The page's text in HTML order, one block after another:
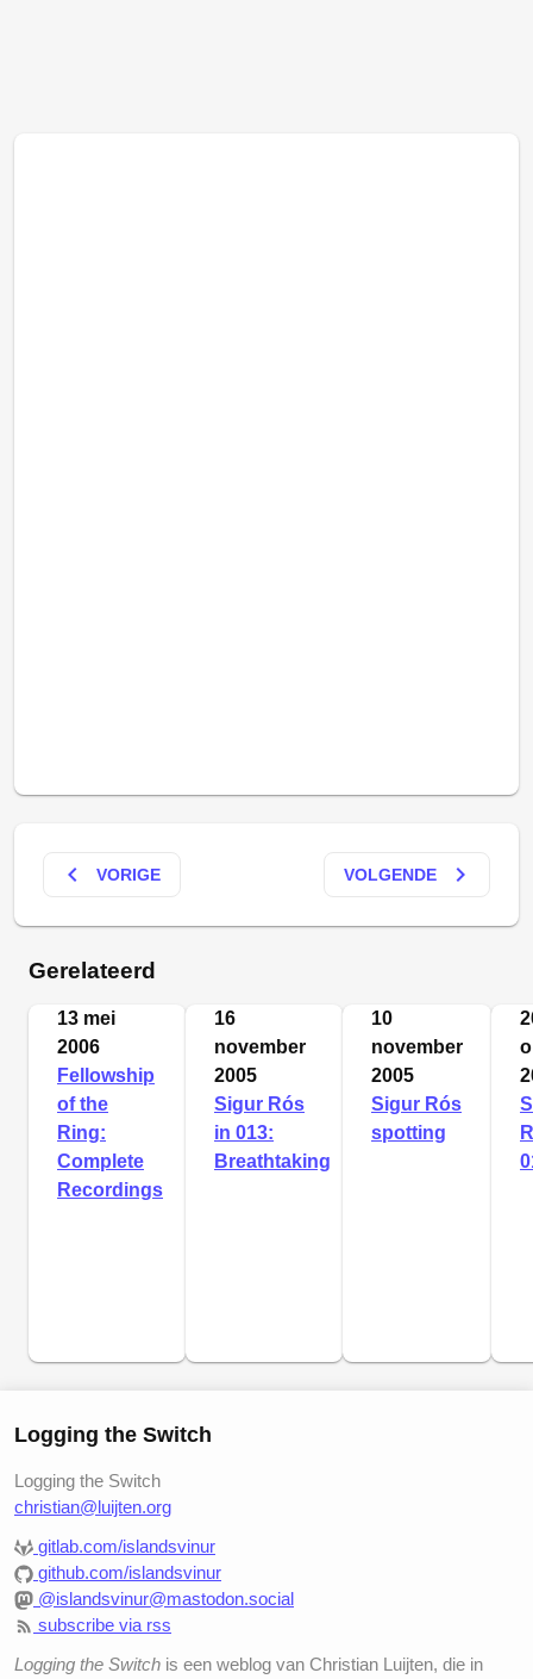
keyboard_arrow_left VORIGE VOLGENDE keyboard_arrow_right
Gerelateerd
13 mei
2006
Fellowship
of the
Ring:
Complete
Recordings
16
november
2005
Sigur Rós
in 013:
Breathtaking
10
november
2005
Sigur Rós
spotting
Logging the Switch
Logging the Switch
christian@luijten.org
gitlab.com/islandsvinur
github.com/islandsvinur
@islandsvinur@mastodon.social
subscribe via rss
Logging the Switch is een weblog van Christian Luijten, die in